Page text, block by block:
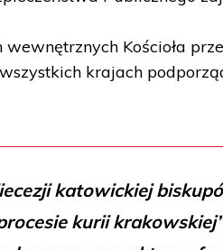
Kościoła
krajach
katowickiej
kurii